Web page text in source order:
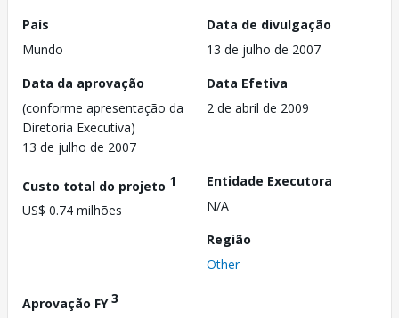
País
Mundo
Data de divulgação
13 de julho de 2007
Data da aprovação
(conforme apresentação da
Diretoria Executiva)
13 de julho de 2007
Data Efetiva
2 de abril de 2009
Custo total do projeto 1
US$ 0.74 milhões
Entidade Executora
N/A
Região
Other
Aprovação FY3